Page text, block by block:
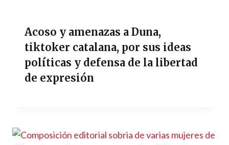
Acoso y amenazas a Duna,
tiktoker catalana, por sus ideas
políticas y defensa de la libertad
de expresión